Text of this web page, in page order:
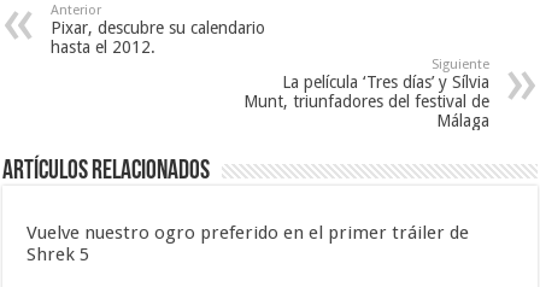
Anterior
Pixar, descubre su calendario
hasta el 2012.
Siguiente
La película ‘Tres días’ y Sílvia
Munt, triunfadores del festival de
Málaga
Artículos relacionados
Vuelve nuestro ogro preferido en el primer tráiler de
Shrek 5